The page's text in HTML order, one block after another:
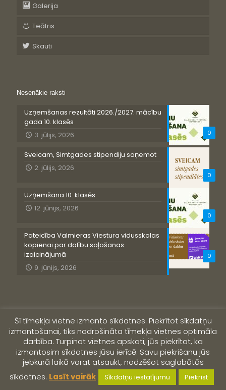
Galerija
Teātris
Skauti
Nesenākie raksti
0
Uzņemšanas rezultāti 2026./2027. mācību
gada 10. klasēs
3. jūlijs, 2026
0
Sveicam, Simtgades stipendiju saņemot
2. jūlijs, 2026
0
Uzņemšana 10. klasēs
12. jūnijs, 2026
0
Pateicība Valmieras Viestura vidusskolas
kopienai par dalību soļošanas
izaicinājumā
9. jūnijs, 2026
© 2019 Valmieras Viestura vidusskola
Šī tīmekļa vietne izmanto sīkdatnes. Piekrītot sīkdatņu
izmantošanai, tiks nodrošināta tīmekļa vietnes optimāla
darbība. Turpinot vietnes apskati, jūs piekrītat, ka
izmantosim sīkdatnes jūsu ierīcē. Savu piekrišanu jūs
jebkurā laikā varat atsaukt, nodzēšot saglabātās
sīkdatnes. Lasīt vairāk Sīkdatņu iestatījumu Piekrist